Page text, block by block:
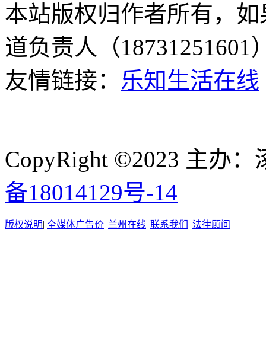
本站版权归作者所有，
道负责人（
友情链接： 乐知生活在线
CopyRight ©2023 主办
备18014129号-14
版权说明| 全媒体广告价| 兰州在线| 联系我们 | 法律顾问